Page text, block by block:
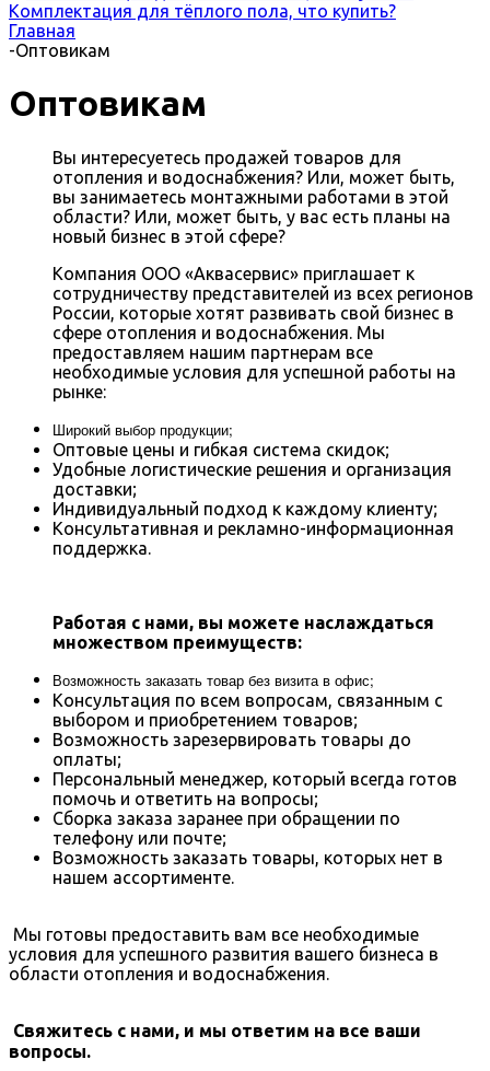
Комплектация для тёплого пола, что купить?
Главная
-Оптовикам
Оптовикам
Вы интересуетесь продажей товаров для
отопления и водоснабжения? Или, может быть,
вы занимаетесь монтажными работами в этой
области? Или, может быть, у вас есть планы на
новый бизнес в этой сфере?
Компания ООО «Аквасервис» приглашает к
сотрудничеству представителей из всех регионов
России, которые хотят развивать свой бизнес в
сфере отопления и водоснабжения. Мы
предоставляем нашим партнерам все
необходимые условия для успешной работы на
рынке:
Широкий выбор продукции;
Оптовые цены и гибкая система скидок;
Удобные логистические решения и организация
доставки;
Индивидуальный подход к каждому клиенту;
Консультативная и рекламно-информационная
поддержка.
Работая с нами, вы можете наслаждаться
множеством преимуществ:
Возможность заказать товар без визита в офис;
Консультация по всем вопросам, связанным с
выбором и приобретением товаров;
Возможность зарезервировать товары до
оплаты;
Персональный менеджер, который всегда готов
помочь и ответить на вопросы;
Сборка заказа заранее при обращении по
телефону или почте;
Возможность заказать товары, которых нет в
нашем ассортименте.
Мы готовы предоставить вам все необходимые
условия для успешного развития вашего бизнеса в
области отопления и водоснабжения.
Свяжитесь с нами, и мы ответим на все ваши
вопросы.